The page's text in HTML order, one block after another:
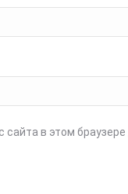
сайта в этом